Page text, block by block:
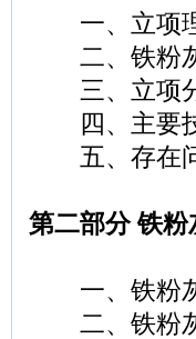
一、立项
二、铁粉灰
三、立项
四、主要技
五、存在
第二部分 铁
一、铁粉灰
二、铁粉灰